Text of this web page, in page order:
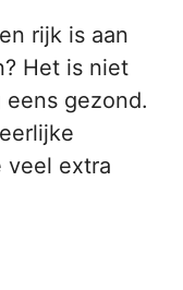
rijk is aan
Het is niet
gezond.
veel extra